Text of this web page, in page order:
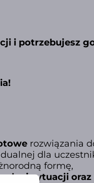
i potrzebujesz
rozwiązania
dla
formę,
sytuacji